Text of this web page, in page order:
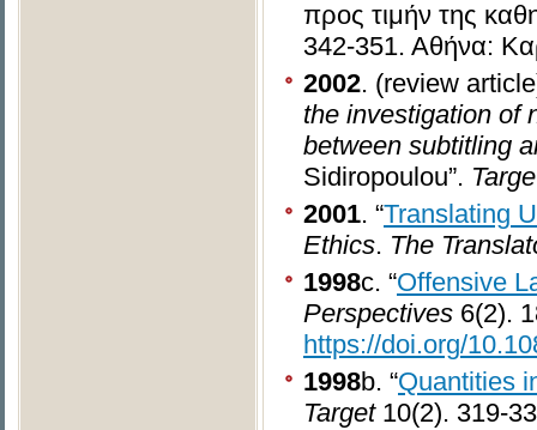
προς τιμήν της
342-351. Αθήνα:
2002. (review
the investigation of
between subtitling
Sidiropoulou”.
2001. “Translating
Ethics. The
1998c. “Offensive
Perspectives 6(2).
https://doi.org/
1998b. “Quantities
Target10(2). 319-